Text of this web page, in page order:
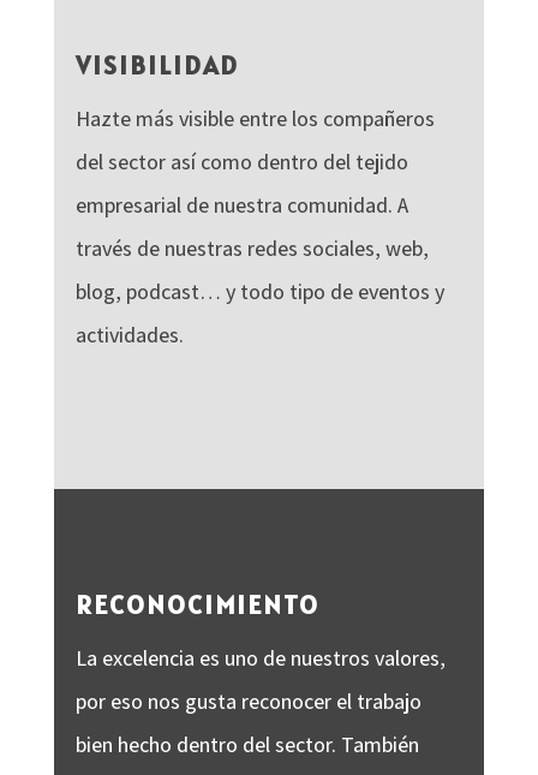
VISIBILIDAD
Hazte más visible entre los compañeros
del sector así como dentro del tejido
empresarial de nuestra comunidad. A
través de nuestras redes sociales, web,
blog, podcast… y todo tipo de eventos y
actividades.
RECONOCIMIENTO
La excelencia es uno de nuestros valores,
por eso nos gusta reconocer el trabajo
bien hecho dentro del sector. También